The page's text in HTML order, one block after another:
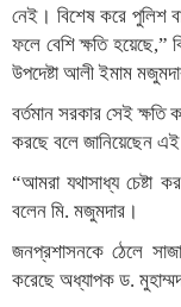
নেই। বিশেষ করে পুলিশ
ফলে বেশি ক্ষতি হয়েছে,”
উপদেষ্টা আলী ইমাম
বর্তমান সরকার সেই ক্ষতি
করছে বলে জানিয়েছেন এই
“আমরা যথাসাধ্য চেষ্টা
বলেন মি. মজুমদার।
জনপ্রশাসনকে ঠেলে
করেছে অধ্যাপক ড.